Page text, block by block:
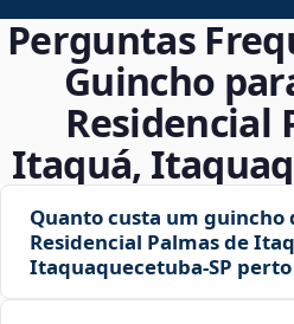
Perguntas
Guincho
Residencial
Itaquá,
Quanto custa um guincho
Residencial Palmas de
Itaquaquecetuba‑SP